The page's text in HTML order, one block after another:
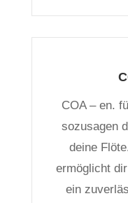
COA – en.
sozusagen
deine
ermöglicht
ein